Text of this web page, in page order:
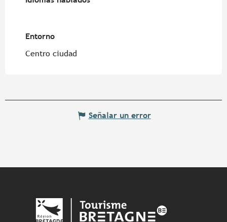
Entorno
Entorno
Centro ciudad
Señalar un error